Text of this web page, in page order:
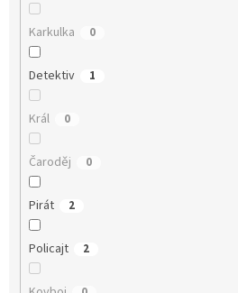
Karkulka 0
Detektiv 1
Král 0
Čaroděj 0
Pirát 2
Policajt 2